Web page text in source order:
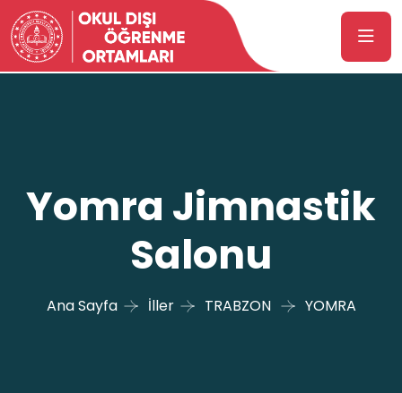
Yomra Jimnastik
Salonu
Ana Sayfa İller TRABZON YOMRA